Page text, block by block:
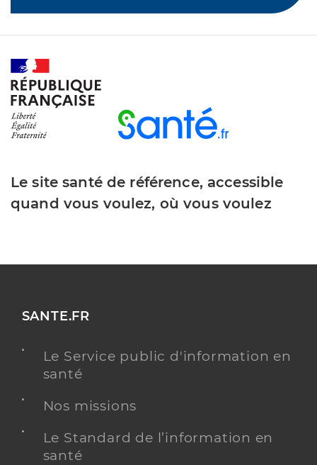
Le site santé de référence, accessible
quand vous voulez, où vous voulez
SANTE.FR
Le Service public d'information en
santé
Nos missions
Le Standard de l’information en
santé